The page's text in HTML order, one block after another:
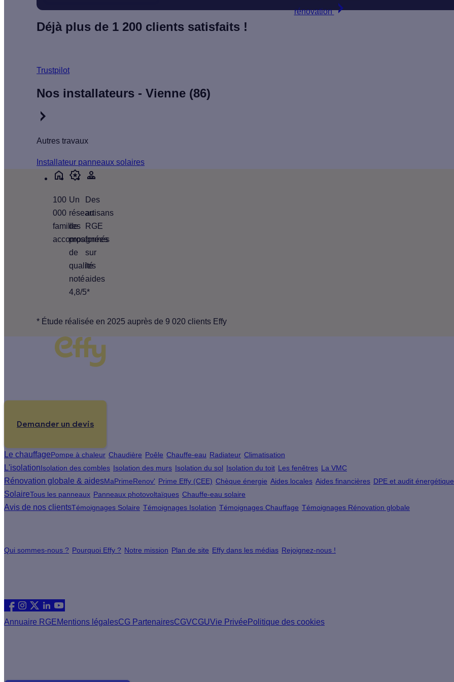
rénovation
Déjà plus de 1 200 clients satisfaits !
Trustpilot
Nos installateurs - Vienne (86)
Autres travaux
Installateur panneaux solaires
100
000
familles
accompagnées
Un
réseau
de
pros
de
qualité
noté
4,8/5*
Des
artisans
RGE
formés
sur
les
aides
* Étude réalisée en 2025 auprès de 9 020 clients Effy
Demander un devis
Le chauffagePompe à chaleur Chaudière Poêle Chauffe-eau Radiateur Climatisation
L'isolationIsolation des combles Isolation des murs Isolation du sol Isolation du toit Les fenêtres La VMC
Rénovation globale & aidesMaPrimeRenov' Prime Effy (CEE) Chèque énergie Aides locales Aides financières DPE et audit énergétique
SolaireTous les panneaux Panneaux photovoltaïques Chauffe-eau solaire
Avis de nos clientsTémoignages Solaire Témoignages Isolation Témoignages Chauffage Témoignages Rénovation globale
Qui sommes-nous ? Pourquoi Effy ? Notre mission Plan de site Effy dans les médias Rejoignez-nous !
Annuaire RGEMentions légalesCG PartenairesCGVCGUVie Privée Politique des cookies